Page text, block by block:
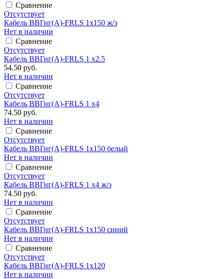
Сравнение
Отсутствует
Кабель ВВГнг(А)-FRLS 1х150 ж/з
Нет в наличии
Сравнение
Отсутствует
Кабель ВВГнг(А)-FRLS 1 х2.5
54.50 руб.
Нет в наличии
Сравнение
Отсутствует
Кабель ВВГнг(А)-FRLS 1 х4
74.50 руб.
Нет в наличии
Сравнение
Отсутствует
Кабель ВВГнг(А)-FRLS 1х150 белый
Нет в наличии
Сравнение
Отсутствует
Кабель ВВГнг(А)-FRLS 1 х4 ж/з
74.50 руб.
Нет в наличии
Сравнение
Отсутствует
Кабель ВВГнг(А)-FRLS 1х150 синий
Нет в наличии
Сравнение
Отсутствует
Кабель ВВГнг(А)-FRLS 1х120
Нет в наличии